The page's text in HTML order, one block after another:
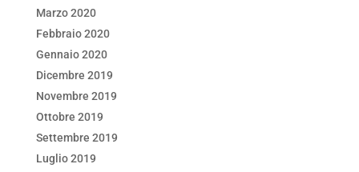
Marzo 2020
Febbraio 2020
Gennaio 2020
Dicembre 2019
Novembre 2019
Ottobre 2019
Settembre 2019
Luglio 2019